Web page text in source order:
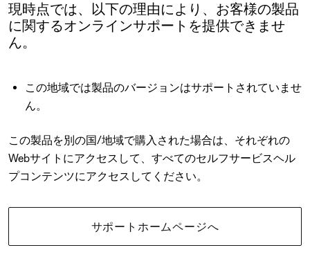
現時点では、以下の理由により、お客様の製品
に関するオンラインサポートを提供できませ
ん。
この地域では製品のバージョンはサポートされていませ
ん。
この製品を別の国/地域で購入された場合は、それぞれの
Webサイトにアクセスして、すべてのセルフサービスヘル
プコンテンツにアクセスしてください。
サポートホームページへ